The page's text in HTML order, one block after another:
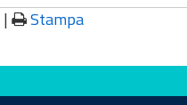
| Stampa